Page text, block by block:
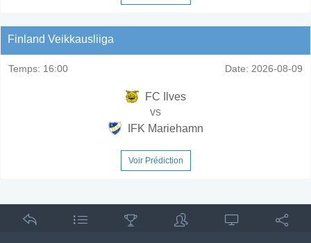
Finland Veikkausliiga
Temps: 16:00 Date: 2026-08-09
FC Ilves
vs
IFK Mariehamn
Voir Prédiction